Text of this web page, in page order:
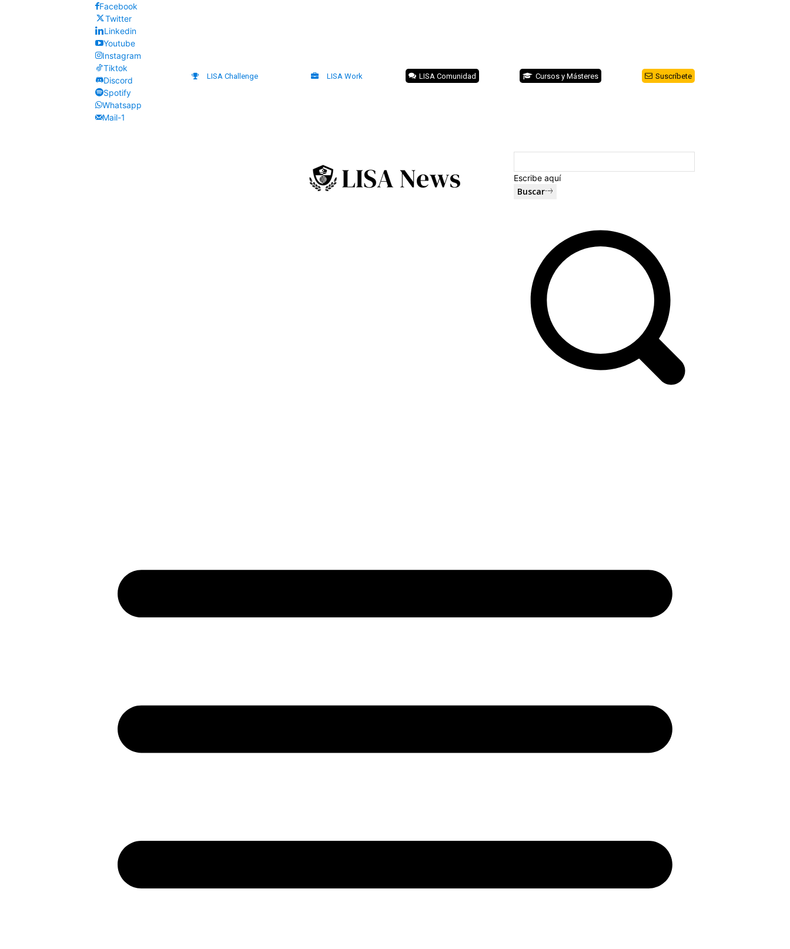
Suscríbete
Cursos y Másteres
LISA Comunidad
LISA Work
LISA Challenge
Facebook
Twitter
Linkedin
Youtube
Instagram
Tiktok
Discord
Spotify
Whatsapp
Mail-1
Escribe aquí
Buscar